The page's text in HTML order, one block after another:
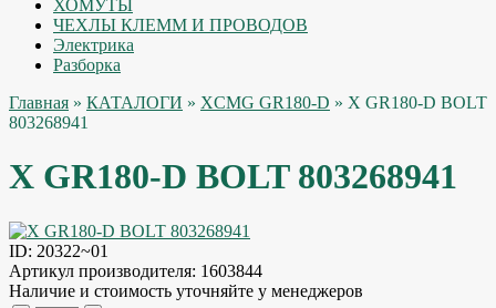
ХОМУТЫ
ЧЕХЛЫ КЛЕММ И ПРОВОДОВ
Электрика
Разборка
Главная » КАТАЛОГИ » XCMG GR180-D » X GR180-D BOLT
803268941
X GR180-D BOLT 803268941
ID: 20322~01
Артикул производителя: 1603844
Наличие и стоимость уточняйте у менеджеров